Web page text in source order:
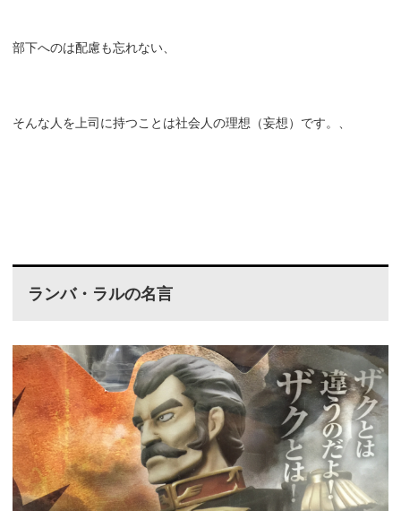
部下へのは配慮も忘れない、
そんな人を上司に持つことは社会人の理想（妄想）です。、
ランバ・ラルの名言